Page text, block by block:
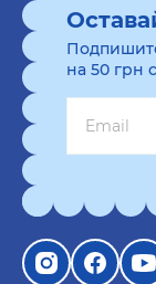
на 50 грн